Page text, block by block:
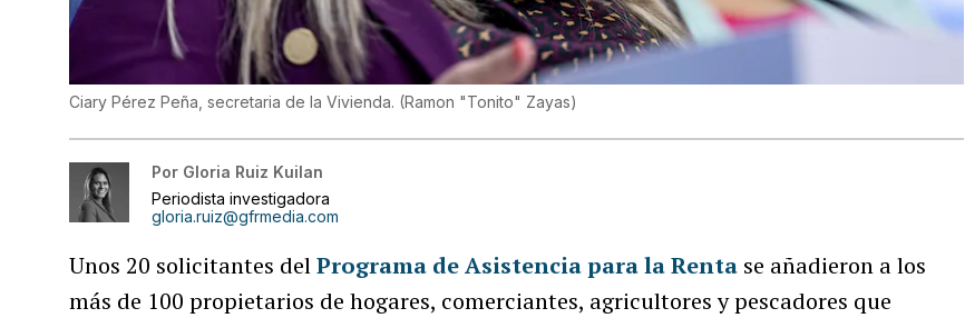
Ciary Pérez Peña, secretaria de la Vivienda. (Ramon "Tonito" Zayas)
Por Gloria Ruiz Kuilan
Periodista investigadora
gloria.ruiz@gfrmedia.com
Unos 20 solicitantes delPrograma de Asistencia para la Renta se añadieron a los
más de 100 propietarios de hogares, comerciantes, agricultores y pescadores que